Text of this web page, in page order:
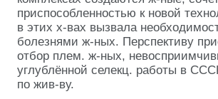
приспособленностью к новой
в этих х-вах вызвала
болезнями ж-ных. Перспективу
отбор плем. ж-ных,
углублённой селекц. работы в
по жив-ву.